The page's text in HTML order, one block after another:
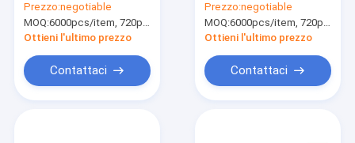
dell'inchiostro di
azione di pompa con
Tipe dello scalpello
Prezzo:negotiable
MOQ:6000pcs/item, 720pcs/color
Ottieni l'ultimo prezzo
Contattaci
pompa per colore
vivo 7mm dell'artista
1mm 3mm
Prezzo:negotiable
MOQ:6000pcs/item, 720pcs/color
Ottieni l'ultimo prezzo
Contattaci